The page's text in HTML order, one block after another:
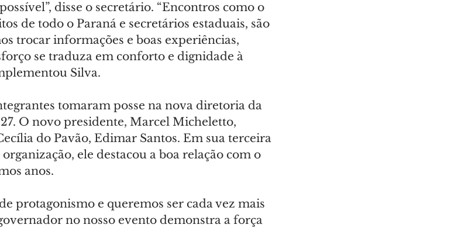
disse o secretário. “Encontros como o
de todo o Paraná e secretários estaduais, são
trocar informações e boas experiências,
se traduza em conforto e dignidade à
Silva.
tomaram posse na nova diretoria da
O novo presidente, Marcel Micheletto,
do Pavão, Edimar Santos. Em sua terceira
ele destacou a boa relação com o
anos.
protagonismo e queremos ser cada vez mais
no nosso evento demonstra a força